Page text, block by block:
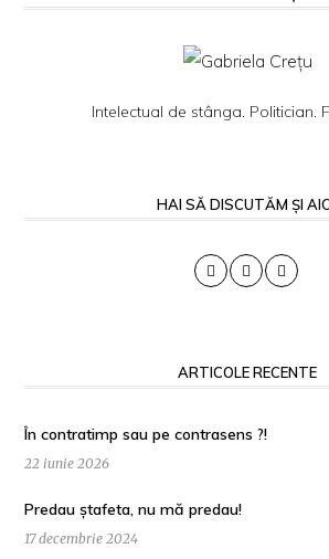
Intelectual de stânga. Politician.
HAI SĂ DISCUTĂM ȘI
ARTICOLE RECENTE
În contratimp sau pe contrasens ?!
22 iunie 2026
Predau ștafeta, nu mă predau!
17 decembrie 2024